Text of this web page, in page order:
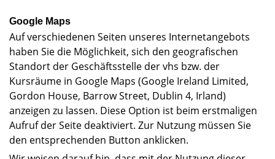
Google Maps
Auf verschiedenen Seiten unseres Internetangebots
haben Sie die Möglichkeit, sich den geografischen
Standort der Geschäftsstelle der vhs bzw. der
Kursräume in Google Maps (Google Ireland Limited,
Gordon House, Barrow Street, Dublin 4, Irland)
anzeigen zu lassen. Diese Option ist beim erstmaligen
Aufruf der Seite deaktiviert. Zur Nutzung müssen Sie
den entsprechenden Button anklicken.